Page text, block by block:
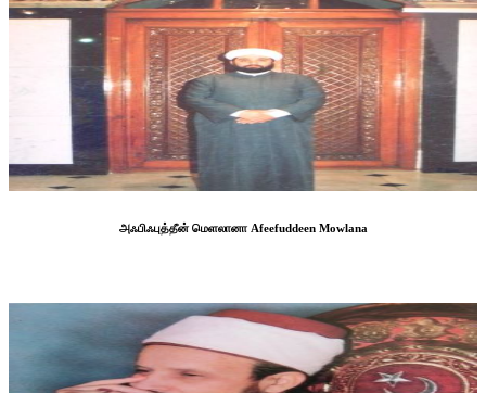
அஃபிஃபுத்தீன் மெளலானா Afeefuddeen Mowlana